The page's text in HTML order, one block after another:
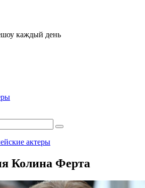
каждый день
актеры
Колина Ферта